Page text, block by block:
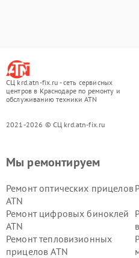
СЦ krd.atn-fix.ru - сеть сервисных
центров в Краснодаре по ремонту и
обслуживанию техники ATN
2021-2026 © СЦ krd.atn-fix.ru
Мы ремонтируем
Ремонт оптических прицелов
ATN
Ремонт цифровых биноклей
ATN
Ремонт тепловизионных
прицелов ATN